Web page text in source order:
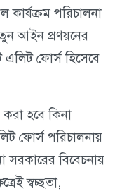
কার্যক্রম পরিচালনা
আইন প্রণয়নের
ফোর্স হিসেবে
হবে কিনা
ফোর্স পরিচালনায়
বিবেচনায়
স্বচ্ছতা,